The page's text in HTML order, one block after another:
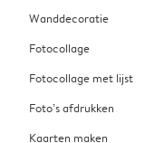
Wanddecoratie
Fotocollage
Fotocollage met lijst
Foto’s afdrukken
Kaarten maken